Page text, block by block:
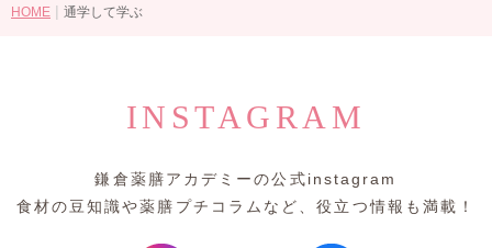
中医薬膳営養師コース
薬膳ベーシッククラス
HOME | 通学して学ぶ
INSTAGRAM
鎌倉薬膳アカデミーの公式instagram
食材の豆知識や薬膳プチコラムなど、役立つ情報も満載！